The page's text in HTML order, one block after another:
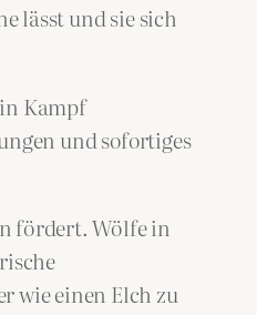
lässt und sie sich
Kampf
und sofortiges
fördert. Wölfe in
wie einen Elch zu